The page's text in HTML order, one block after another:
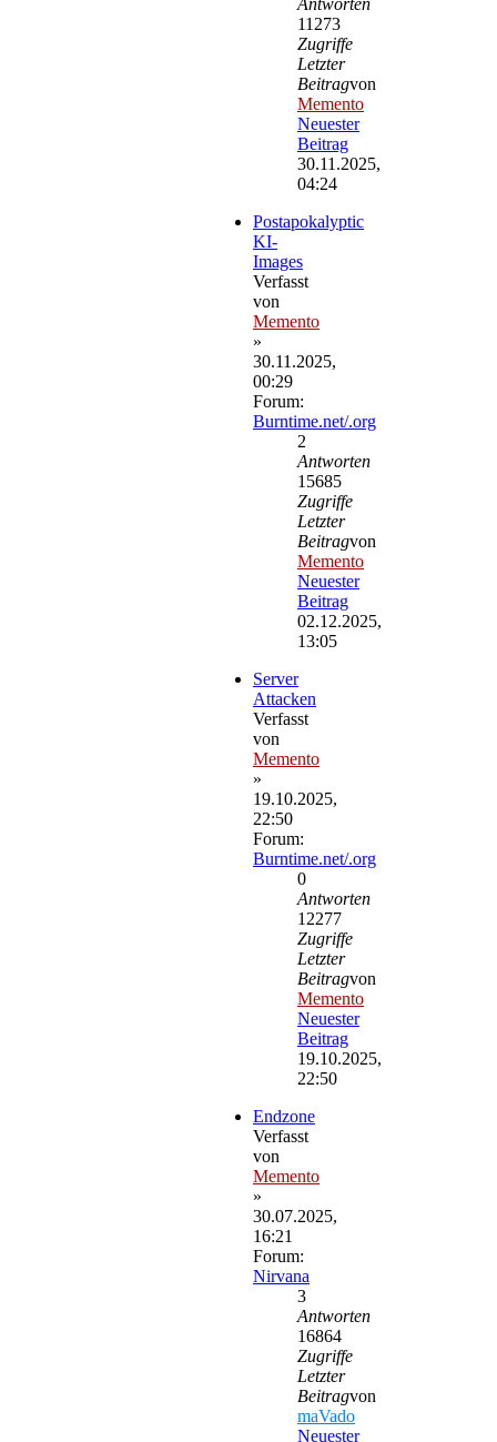
11273
Zugriffe
Letzter
Beitragvon
Memento
Neuester
Beitrag
30.11.2025,
04:24
Postapokalyptic
KI-
Images
Verfasst
von
Memento
»
30.11.2025,
00:29
Forum:
Burntime.net/.org
2
Antworten
15685
Zugriffe
Letzter
Beitragvon
Memento
Neuester
Beitrag
02.12.2025,
13:05
Server
Attacken
Verfasst
von
Memento
»
19.10.2025,
22:50
Forum:
Burntime.net/.org
0
Antworten
12277
Zugriffe
Letzter
Beitragvon
Memento
Neuester
Beitrag
19.10.2025,
22:50
Endzone
Verfasst
von
Memento
»
30.07.2025,
16:21
Forum:
Nirvana
3
Antworten
16864
Zugriffe
Letzter
Beitragvon
maVado
Neuester